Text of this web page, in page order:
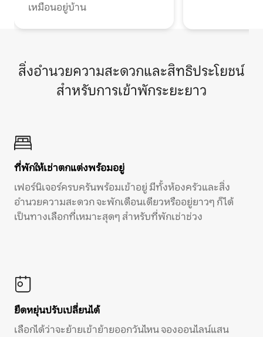
เหมือนอยู่บ้าน
สิ่งอำนวยความสะดวกและสิทธิประโยชน์
สำหรับการเข้าพักระยะยาว
ที่พักให้เช่าตกแต่งพร้อมอยู่
เฟอร์นิเจอร์ครบครันพร้อมเข้าอยู่ มีทั้งห้องครัวและสิ่ง
อำนวยความสะดวก จะพักเดือนเดียวหรืออยู่ยาวๆ ก็ได้
เป็นทางเลือกที่เหมาะสุดๆ สำหรับที่พักเช่าช่วง
ยืดหยุ่นปรับเปลี่ยนได้
เลือกได้ว่าจะย้ายเข้าย้ายออกวันไหน จองออนไลน์แสน